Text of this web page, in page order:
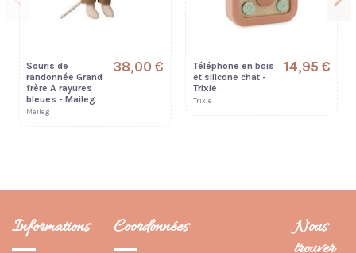
Souris de
randonnée Grand
frère A rayures
bleues - Maileg
Maileg
38,00 €
Téléphone en bois
et silicone chat -
Trixie
Trixie
14,95 €
Informations Coordonnées
Nous